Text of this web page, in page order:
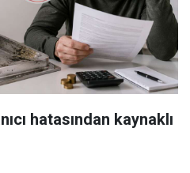
hatasından kaynaklı